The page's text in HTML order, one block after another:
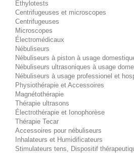
Éthylotests
Centrifugeuses et microscopes
Centrifugeuses
Microscopes
Électromédicaux
Nébuliseurs
Nébuliseurs à piston à usage
Nébuliseurs ultrasoniques à usage
Nébuliseurs à usage professionel et
Physiothérapie et Accessoires
Magnétothérapie
Thérapie ultrasons
Électrothérapie et Ionophorèse
Thérapie Tecar
Accessoires pour nébuliseurs
Inhalateurs et Humidificateurs
Stimulateurs tens, Dispositif